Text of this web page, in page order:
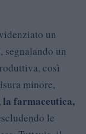
un
un
così
minore,
farmaceutica,
le